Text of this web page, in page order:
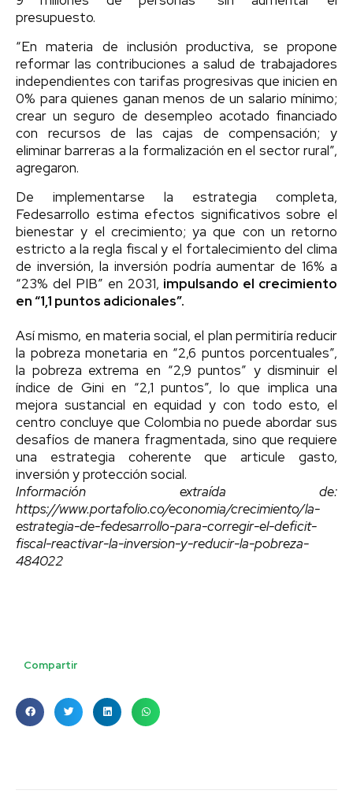
presupuesto.
“En materia de inclusión productiva, se propone
reformar las contribuciones a salud de trabajadores
independientes con tarifas progresivas que inicien en
0% para quienes ganan menos de un salario mínimo;
crear un seguro de desempleo acotado financiado
con recursos de las cajas de compensación; y
eliminar barreras a la formalización en el sector rural”,
agregaron.
De implementarse la estrategia completa,
Fedesarrollo estima efectos significativos sobre el
bienestar y el crecimiento; ya que con un retorno
estricto a la regla fiscal y el fortalecimiento del clima
de inversión, la inversión podría aumentar de 16% a
“23% del PIB” en 2031, impulsando el crecimiento
en “1,1 puntos adicionales”.
Así mismo, en materia social, el plan permitiría reducir
la pobreza monetaria en “2,6 puntos porcentuales”,
la pobreza extrema en “2,9 puntos” y disminuir el
índice de Gini en “2,1 puntos”, lo que implica una
mejora sustancial en equidad y con todo esto, el
centro concluye que Colombia no puede abordar sus
desafíos de manera fragmentada, sino que requiere
una estrategia coherente que articule gasto,
inversión y protección social.
Información extraída de:
https://www.portafolio.co/economia/crecimiento/la-
estrategia-de-fedesarrollo-para-corregir-el-deficit-
fiscal-reactivar-la-inversion-y-reducir-la-pobreza-
484022
Compartir